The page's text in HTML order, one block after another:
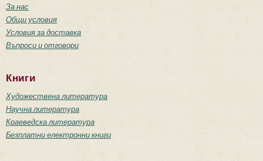
За нас
Общи условия
Условия за доставка
Въпроси и отговори
Книги
Художествена литература
Научна литература
Краеведска литература
Безплатни електронни книги